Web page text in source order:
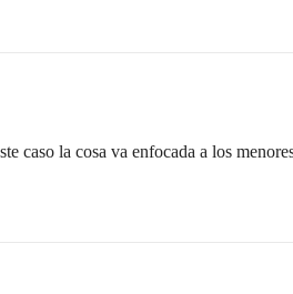
caso la cosa va enfocada a los